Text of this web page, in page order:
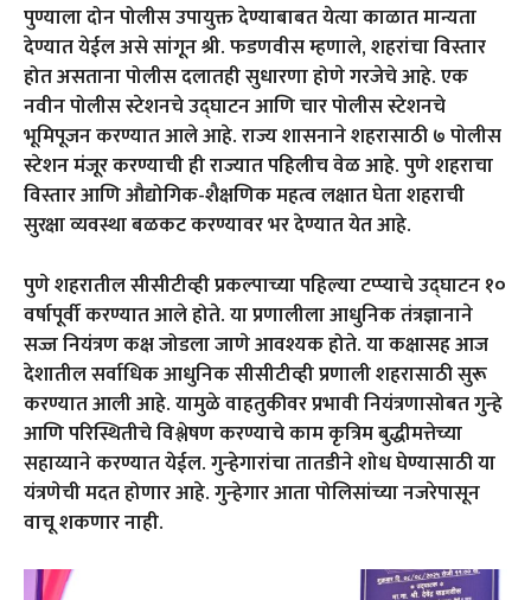
पुण्याला दोन पोलीस उपायुक्त देण्याबाबत येत्या काळात मान्यता
देण्यात येईल असे सांगून श्री. फडणवीस म्हणाले, शहरांचा विस्तार
होत असताना पोलीस दलातही सुधारणा होणे गरजेचे आहे. एक
नवीन पोलीस स्टेशनचे उद्घाटन आणि चार पोलीस स्टेशनचे
भूमिपूजन करण्यात आले आहे. राज्य शासनाने शहरासाठी ७ पोलीस
स्टेशन मंजूर करण्याची ही राज्यात पहिलीच वेळ आहे. पुणे शहराचा
विस्तार आणि औद्योगिक-शैक्षणिक महत्व लक्षात घेता शहराची
सुरक्षा व्यवस्था बळकट करण्यावर भर देण्यात येत आहे.
पुणे शहरातील सीसीटीव्ही प्रकल्पाच्या पहिल्या टप्प्याचे उद्घाटन १०
वर्षापूर्वी करण्यात आले होते. या प्रणालीला आधुनिक तंत्रज्ञानाने
सज्ज नियंत्रण कक्ष जोडला जाणे आवश्यक होते. या कक्षासह आज
देशातील सर्वाधिक आधुनिक सीसीटीव्ही प्रणाली शहरासाठी सुरू
करण्यात आली आहे. यामुळे वाहतुकीवर प्रभावी नियंत्रणासोबत गुन्हे
आणि परिस्थितीचे विश्लेषण करण्याचे काम कृत्रिम बुद्धीमत्तेच्या
सहाय्याने करण्यात येईल. गुन्हेगारांचा तातडीने शोध घेण्यासाठी या
यंत्रणेची मदत होणार आहे. गुन्हेगार आता पोलिसांच्या नजरेपासून
वाचू शकणार नाही.